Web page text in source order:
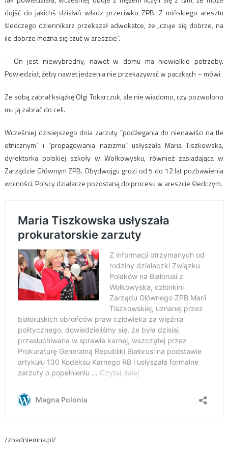
dojść do jakichś działań władz przeciwko ZPB. Z mińskiego aresztu
śledczego dziennikarz przekazał adwokatce, że „czuje się dobrze, na
ile dobrze można się czuć w areszcie”.
– On jest niewybredny, nawet w domu ma niewielkie potrzeby.
Powiedział, żeby nawet jedzenia nie przekazywać w paczkach – mówi.
Ze sobą zabrał książkę Olgi Tokarczuk, ale nie wiadomo, czy pozwolono
mu ją zabrać do celi.
Wcześniej dzisiejszego dnia zarzuty “podżegania do nienawiści na tle
etnicznym” i “propagowania nazizmu” usłyszała Maria Tiszkowska,
dyrektorka polskiej szkoły w Wołkowysku, również zasiadająca w
Zarządzie Głównym ZPB. Obydwojgu grozi od 5 do 12 lat pozbawienia
wolności. Polscy działacze pozostaną do procesu w areszcie śledczym.
/znadniemna.pl/